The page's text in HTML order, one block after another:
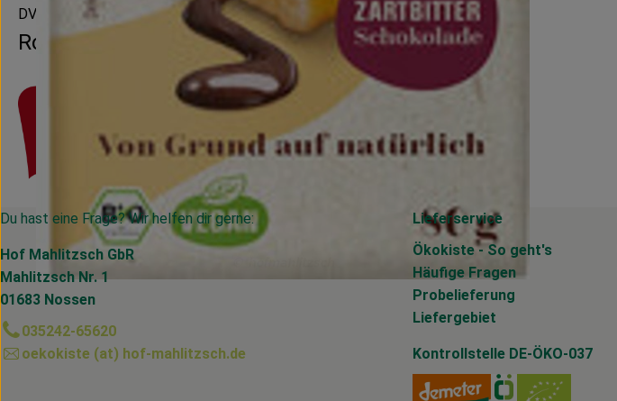
DV
Rosengarten
Du hast eine Frage? Wir helfen dir gerne:
Hof Mahlitzsch GbR
Mahlitzsch Nr. 1
01683 Nossen
035242-65620
oekokiste (at) hof-mahlitzsch.de
Lieferservice
Ökokiste - So geht's
Häufige Fragen
Probelieferung
Liefergebiet
Kontrollstelle DE-ÖKO-037